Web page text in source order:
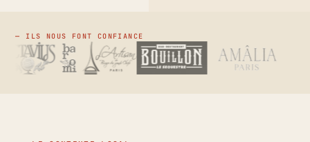
— ILS NOUS FONT CONFIANCE